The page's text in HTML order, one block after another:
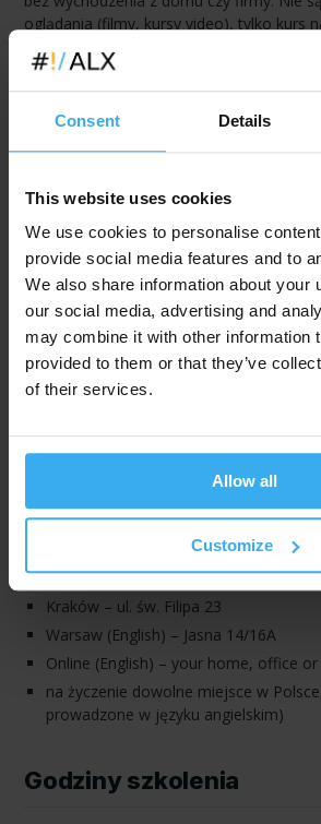
Consent Details
This website uses cookies
We use cookies to personalise
provide social media features and to
We also share information about your
our social media, advertising and
may combine it with other information
provided to them or that they’ve
of their services.
Allow all
Customize
oglądania (filmy, kursy video), tylko kurs
który cały czas prowadzi zajęcia, na
kontakt z grupą. Zajęcia są prowadzone
trenerów, którzy prowadzą kursy
samego programu. Uczestnicy mogą
naszych zajęć.
W zdalnych trybach jest dokładnietyle
odbywają się w tych samych godzinach,
stacjonarne. Po zakończeniu kursu
sam certyfikat(bez względu na formę
będzie dostępny po zakończeniu bloku
odpowiedzieć na wszelkie dodatkowe
informacji o tym, jak wyglądają oraz jak
Warszawa – ul. Jasna 14/16A
Zdalnie – zajęcia realizowane
Kraków – ul. św. Filipa 23
Warsaw (English) – Jasna 14/16A
Online (English) – your home, office
na życzenie dowolne miejsce w
prowadzone w języku angielskim)
Godziny szkolenia